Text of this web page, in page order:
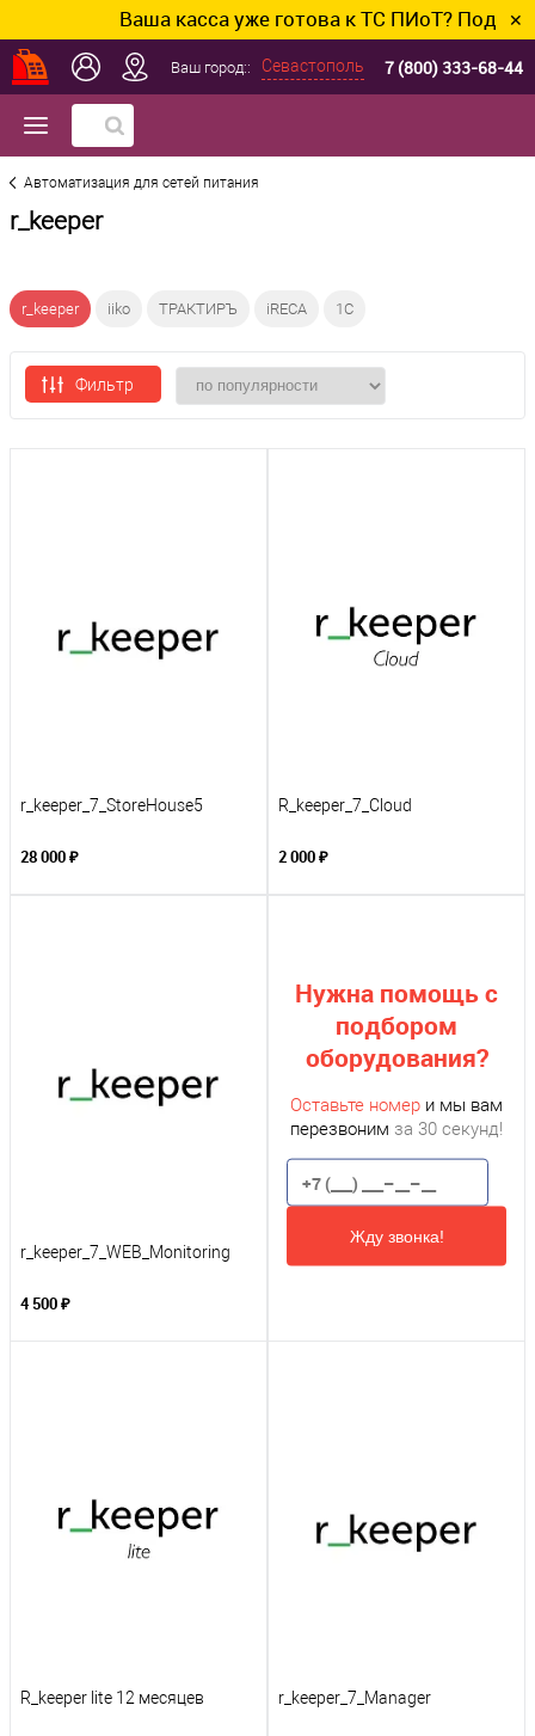
Ваша касса уже готова к ТС ПИоТ? Подключим
✕
Ваш город:: Севастополь 7 (800) 333-68-44
Автоматизация для сетей питания
r_keeper
r_keeper iiko ТРАКТИРЪ iRECA 1С
Фильтр
r_keeper_7_StoreHouse5
28 000 ₽
R_keeper_7_Cloud
2 000 ₽
r_keeper_7_WEB_Monitoring
4 500 ₽
Нужна помощь с
подбором
оборудования?
Оставьте номер и мы вам
перезвоним за 30 секунд!
Жду звонка!
R_keeper lite 12 месяцев r_keeper_7_Manager